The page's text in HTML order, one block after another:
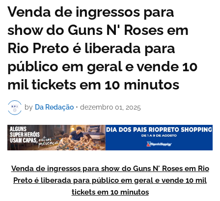
Venda de ingressos para
show do Guns N' Roses em
Rio Preto é liberada para
público em geral e vende 10
mil tickets em 10 minutos
by Da Redação • dezembro 01, 2025
Venda de ingressos para show do Guns N' Roses em Rio
Preto é liberada para público em geral e vende 10 mil
tickets em 10 minutos